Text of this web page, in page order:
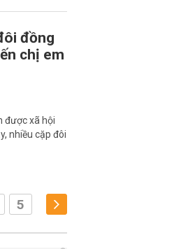
đồng
chị em
được xã hội
nhiều cặp đôi
5